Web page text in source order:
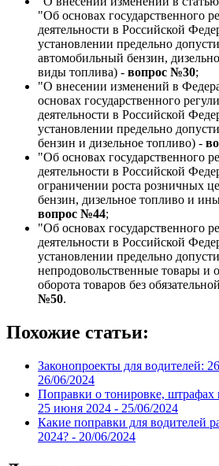
"Об основах государственного
деятельности в Российской
установлении предельно
автомобильный бензин,
виды топлива) - вопрос №30;
"О внесении изменений в
основах государственного
деятельности в Российской
установлении предельно
бензин и дизельное топливо) -
"Об основах государственного
деятельности в Российской
ограничении роста розничных
бензин, дизельное топливо и
вопрос №44;
"Об основах государственного
деятельности в Российской
установлении предельно
непродовольственные товары и
оборота товаров без
№50.
Похожие статьи:
Законопроекты для водителей:
26/06/2024
Поправки о тонировке,
25 июня 2024 - 25/06/2024
Какие поправки для водителей
2024? - 20/06/2024